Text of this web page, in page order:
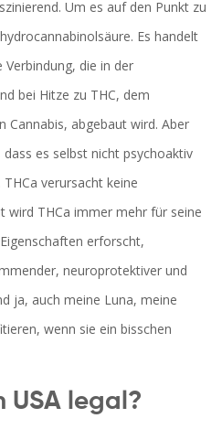
Um es auf den Punkt zu
Es handelt
die in der
bei Hitze zu THC, dem
Cannabis, abgebaut wird. Aber
es selbst nicht psychoaktiv
verursacht keine
wird THCa immer mehr für seine
erforscht,
neuroprotektiver und
ja, auch meine Luna, meine
wenn sie ein bisschen
USA legal?